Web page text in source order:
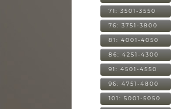
71: 3501-3550
76: 3751-3800
81: 4001-4050
86: 4251-4300
91: 4501-4550
96: 4751-4800
101: 5001-5050